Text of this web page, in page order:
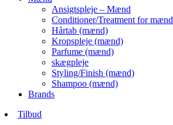
Ansigtspleje – Mænd
Conditioner/Treatment for mænd
Hårtab (mænd)
Kropspleje (mænd)
Parfume (mænd)
skægpleje
Styling/Finish (mænd)
Shampoo (mænd)
Brands
Tilbud